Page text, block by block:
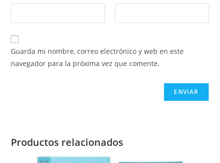
Guarda mi nombre, correo electrónico y web en este
navegador para la próxima vez que comente.
Productos relacionados